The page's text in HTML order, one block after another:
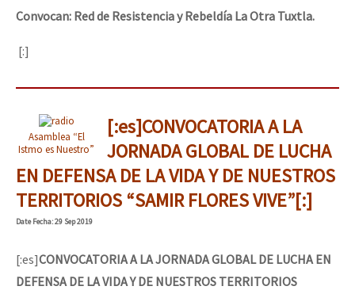
Convocan: Red de Resistencia y Rebeldía La Otra Tuxtla.
[:]
Asamblea “El
Istmo es Nuestro”
[:es]CONVOCATORIA A LA
JORNADA GLOBAL DE LUCHA
EN DEFENSA DE LA VIDA Y DE NUESTROS
TERRITORIOS “SAMIR FLORES VIVE”[:]
DateFecha: 29 Sep 2019
[:es]CONVOCATORIA A LA JORNADA GLOBAL DE LUCHA EN
DEFENSA DE LA VIDA Y DE NUESTROS TERRITORIOS